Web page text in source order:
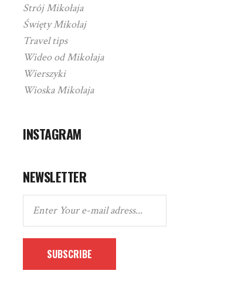
Strój Mikołaja
Święty Mikołaj
Travel tips
Wideo od Mikołaja
Wierszyki
Wioska Mikołaja
INSTAGRAM
NEWSLETTER
SUBSCRIBE